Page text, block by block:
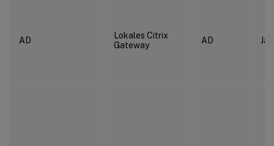
AD
Lokales Citrix
Gateway
AD Ja